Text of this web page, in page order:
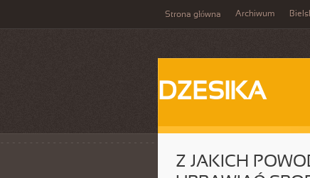
Strona główna Archiwum
DZESIKA
Z JAKICH